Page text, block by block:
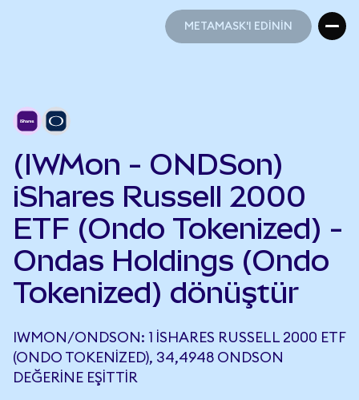
METAMASK'I EDİNİN
(IWMon - ONDSon)
iShares Russell 2000
ETF (Ondo Tokenized) -
Ondas Holdings (Ondo
Tokenized) dönüştür
IWMON/ONDSON: 1 ISHARES RUSSELL 2000 ETF
(ONDO TOKENIZED), 34,4948 ONDSON
DEĞERINE EŞITTIR